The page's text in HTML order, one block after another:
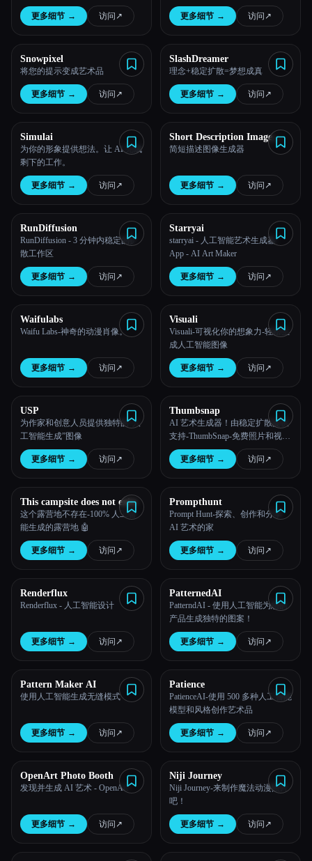
更多细节 → 访问 ↗︎ 更多细节 → 访问 ↗︎
Snowpixel
将您的提示变成艺术品
更多细节 → 访问 ↗︎
SlashDreamer
理念+稳定扩散=梦想成真
更多细节 → 访问 ↗︎
Simulai
为你的形象提供想法。让 AI 完成
剩下的工作。
更多细节 → 访问 ↗︎
Short Description Image
Generator
简短描述图像生成器
更多细节 → 访问 ↗︎
RunDiffusion
RunDiffusion - 3 分钟内稳定的扩
散工作区
更多细节 → 访问 ↗︎
Starryai
starryai - 人工智能艺术生成器
App - AI Art Maker
更多细节 → 访问 ↗︎
Waifulabs
Waifu Labs-神奇的动漫肖像。
更多细节 → 访问 ↗︎
Visuali
Visuali-可视化你的想象力-轻松生
成人工智能图像
更多细节 → 访问 ↗︎
USP
为作家和创意人员提供独特的“人
工智能生成”图像
更多细节 → 访问 ↗︎
Thumbsnap
AI 艺术生成器！由稳定扩散提供
支持-ThumbSnap-免费照片和视频
托管
更多细节 → 访问 ↗︎
This campsite does not exist
这个露营地不存在-100% 人工智
能生成的露营地 🤖
更多细节 → 访问 ↗︎
Prompthunt
Prompt Hunt-探索、创作和分享
AI 艺术的家
更多细节 → 访问 ↗︎
Renderflux
Renderflux - 人工智能设计
更多细节 → 访问 ↗︎
PatternedAI
PatterndAI - 使用人工智能为您的
产品生成独特的图案！
更多细节 → 访问 ↗︎
Pattern Maker AI
使用人工智能生成无缝模式
更多细节 → 访问 ↗︎
Patience
PatienceAI-使用 500 多种人工智能
模型和风格创作艺术品
更多细节 → 访问 ↗︎
OpenArt Photo Booth
发现并生成 AI 艺术 - OpenArt
更多细节 → 访问 ↗︎
Niji Journey
Niji Journey-来制作魔法动漫照片
吧！
更多细节 → 访问 ↗︎